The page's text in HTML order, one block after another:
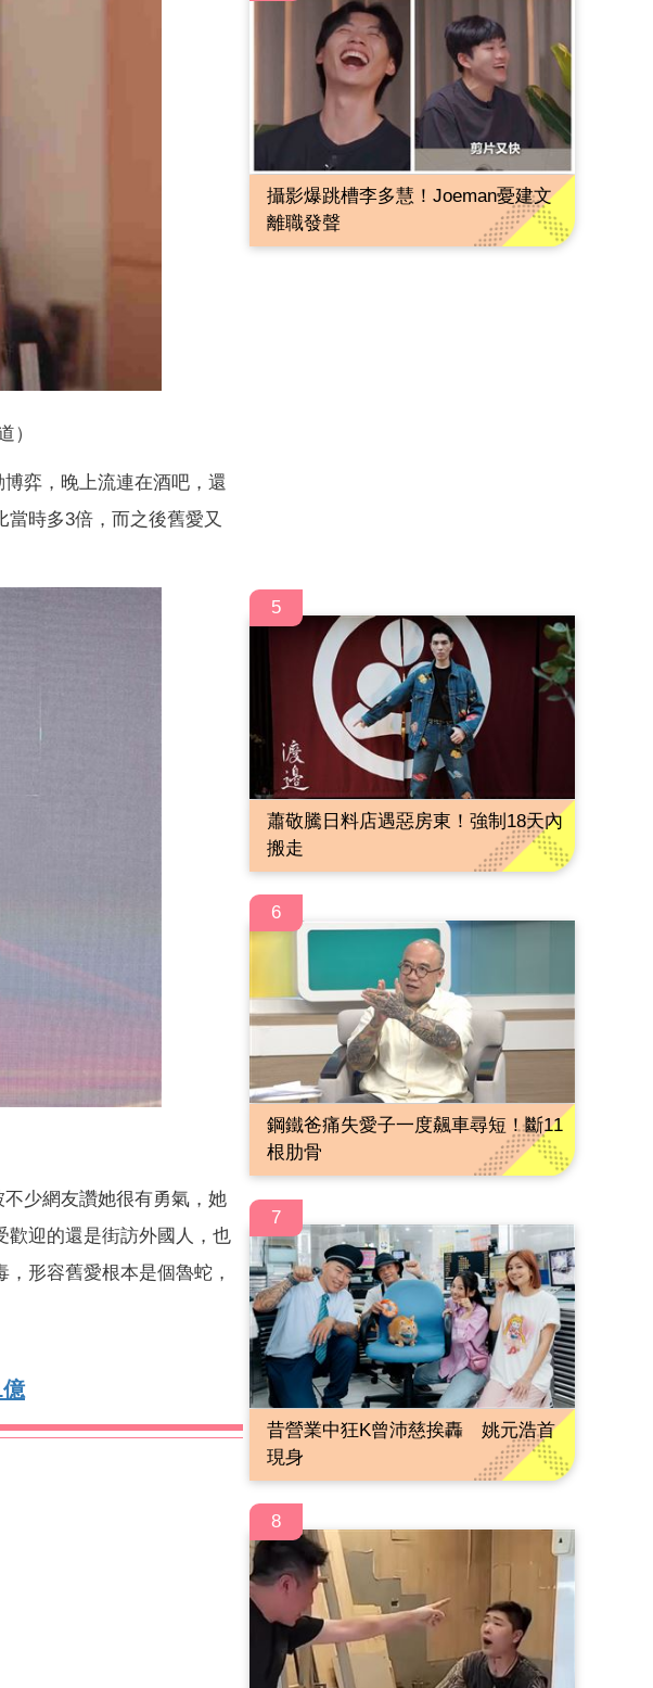
）
弈，晚上流連在酒吧，還
時多3倍，而之後舊愛又
少網友讚她很有勇氣，她
歡迎的還是街訪外國人，也
形容舊愛根本是個魯蛇，
攝影爆跳槽李多慧！Joeman憂建文
離職發聲
5
蕭敬騰日料店遇惡房東！強制18天內
搬走
6
鋼鐵爸痛失愛子一度飆車尋短！斷11
根肋骨
7
昔營業中狂K曾沛慈挨轟 姚元浩首
現身
8